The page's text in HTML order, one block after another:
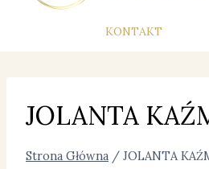
KONTAKT
JOLANTA
Strona Główna / JOLANTA